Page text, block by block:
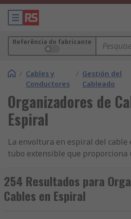
Referência do fabricante
/ Cables y
Conductores
/ Gestión del
Cableado
Organizadores de
Espiral
La envoltura en espiral del cable
tubo extensible que proporciona
Están disponibles en una gama
diversos tamaños para
mazos con los que se
254 Resultados para
Cables en Espiral